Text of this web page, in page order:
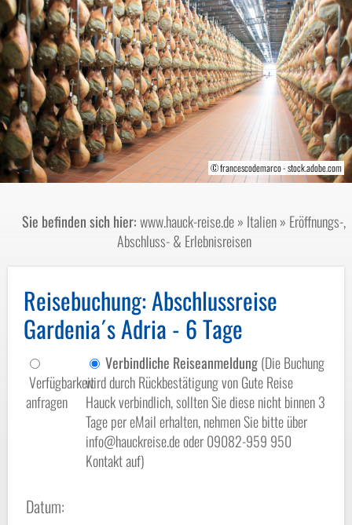
© Ekaterina Belova-stock.adobe.com
© mikeng-fotolia.com
© francescodemarco - stock.adobe.com
Sie befinden sich hier:www.hauck-reise.de» Italien» Eröffnungs-,
Abschluss- & Erlebnisreisen
Reisebuchung: Abschlussreise
Gardenia´s Adria - 6 Tage
Verfügbarkeit
anfragen
Verbindliche Reiseanmeldung(Die Buchung
wird durch Rückbestätigung von Gute Reise
Hauck verbindlich, sollten Sie diese nicht binnen 3
Tage per eMail erhalten, nehmen Sie bitte über
info@hauckreise.de oder 09082-959 950
Kontakt auf)
Datum: